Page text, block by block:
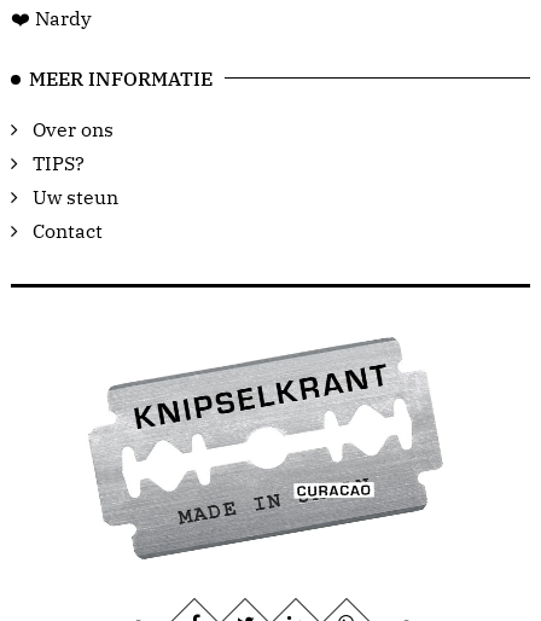
❤️ Nardy
MEER INFORMATIE
Over ons
TIPS?
Uw steun
Contact